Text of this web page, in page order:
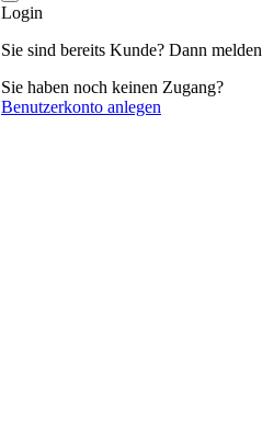
Login
Sie sind bereits Kunde? Dann
Sie haben noch keinen Zugang?
Benutzerkonto anlegen